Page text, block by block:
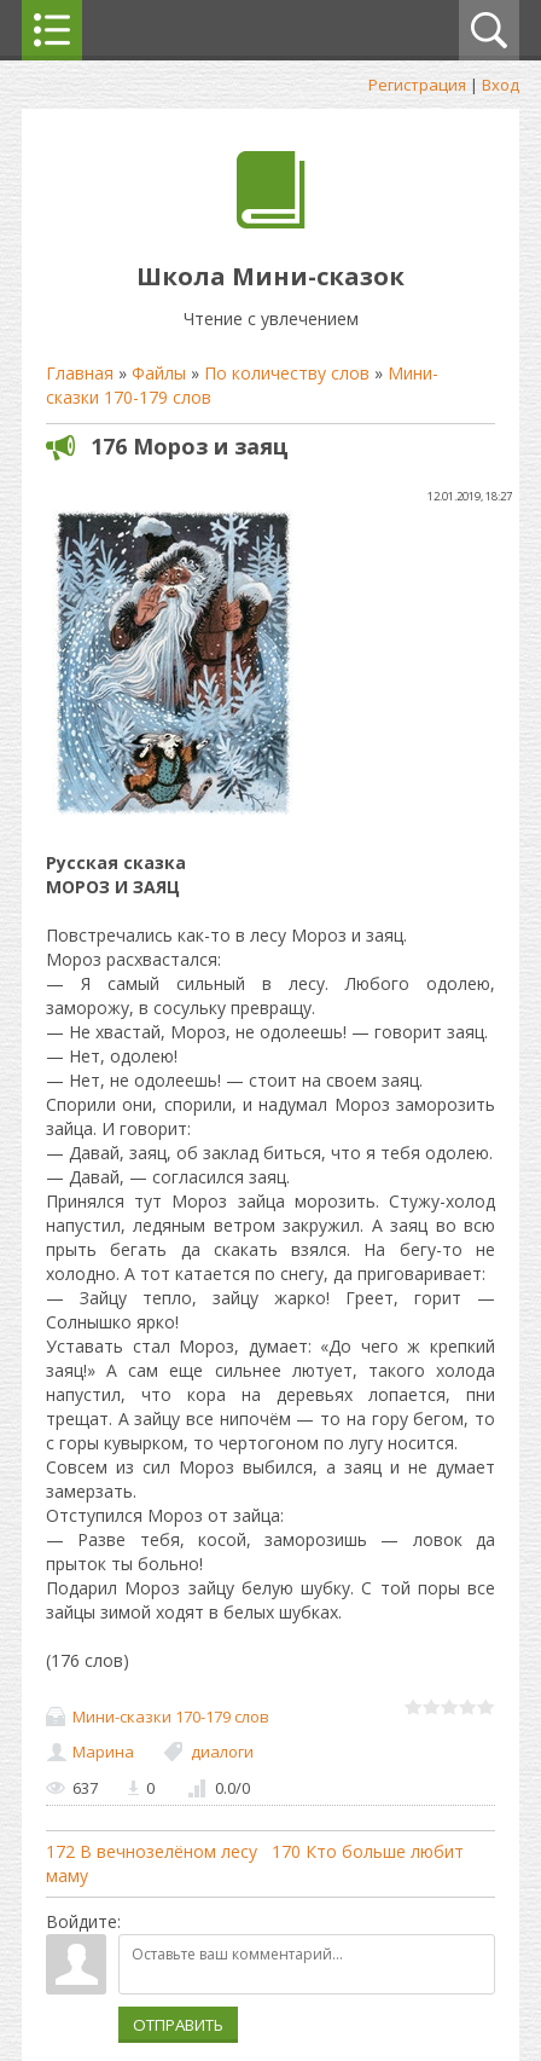
Регистрация | Вход
Школа Мини-сказок
Чтение с увлечением
Главная » Файлы » По количеству слов » Мини-
сказки 170-179 слов
176 Мороз и заяц
12.01.2019, 18:27
Русская сказка
МОРОЗ И ЗАЯЦ
Повстречались как-то в лесу Мороз и заяц.
Мороз расхвастался:
— Я самый сильный в лесу. Любого одолею,
заморожу, в сосульку превращу.
— Не хвастай, Мороз, не одолеешь! — говорит заяц.
— Нет, одолею!
— Нет, не одолеешь! — стоит на своем заяц.
Спорили они, спорили, и надумал Мороз заморозить
зайца. И говорит:
— Давай, заяц, об заклад биться, что я тебя одолею.
— Давай, — согласился заяц.
Принялся тут Мороз зайца морозить. Стужу-холод
напустил, ледяным ветром закружил. А заяц во всю
прыть бегать да скакать взялся. На бегу-то не
холодно. А тот катается по снегу, да приговаривает:
— Зайцу тепло, зайцу жарко! Греет, горит —
Солнышко ярко!
Уставать стал Мороз, думает: «До чего ж крепкий
заяц!» А сам еще сильнее лютует, такого холода
напустил, что кора на деревьях лопается, пни
трещат. А зайцу все нипочём — то на гору бегом, то
с горы кувырком, то чертогоном по лугу носится.
Совсем из сил Мороз выбился, а заяц и не думает
замерзать.
Отступился Мороз от зайца:
— Разве тебя, косой, заморозишь — ловок да
прыток ты больно!
Подарил Мороз зайцу белую шубку. С той поры все
зайцы зимой ходят в белых шубках.
(176 слов)
Мини-сказки 170-179 слов
Марина
диалоги
637
0 0.0/0
172 В вечнозелёном лесу
170 Кто больше любит
маму
Войдите:
ОТПРАВИТЬ